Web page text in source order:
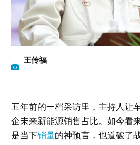
王传福
五年前的一档采访里，主持人让
企未来新能源销售占比。如今看
是当下销量的神预言，也道破了